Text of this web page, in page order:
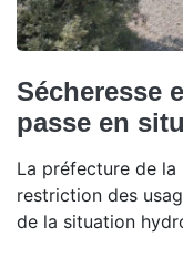
Sécheresse
passe en
La préfecture de la
restriction des
de la situation